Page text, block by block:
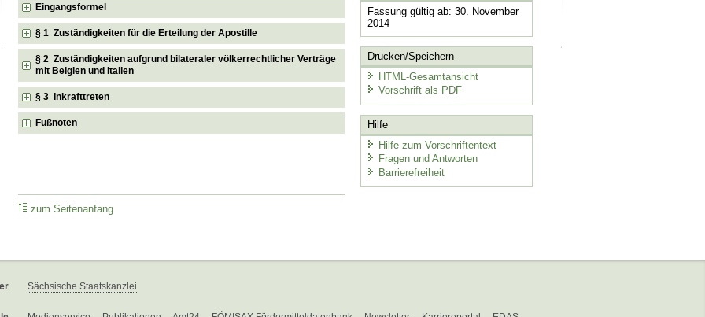
Eingangsformel
§ 1 Zuständigkeiten für die Erteilung der Apostille
§ 2 Zuständigkeiten aufgrund bilateraler völkerrechtlicher Verträge
mit Belgien und Italien
§ 3 Inkrafttreten
Fußnoten
zum Seitenanfang
Fassung gültig ab: 30. November
2014
Drucken/Speichern
HTML-Gesamtansicht
Vorschrift als PDF
Hilfe
Hilfe zum Vorschriftentext
Fragen und Antworten
Barrierefreiheit
Sächsische Staatskanzlei